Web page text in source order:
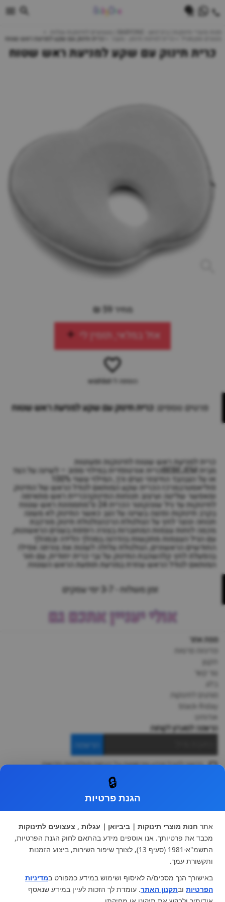
כרית תינוק עם שקע למניעת ראש שטוח
כרית תינוק עם שקע למניעת ראש שטוח
מחיר 59 ₪
אזל במלאי, תזמין לי
הוספה ל-wishlist
פרטים נוספים:כרית תינוק עם שקע למניעת ראש שטוח
כרית למניעת ראש שטוח לתינוקות ופעוטות
מבית BEBEJEMכרית אורטופדית במילוי ספוג – לשינה על הצד
או על הגבהבד החיצוני נעים ורך, המילוי עשוי 100%
פוליאסטרבמרכז הכרית שקע המותאם לגודל הראש של התינוק
ומאפשר שליטה ועיצוב תנוחות התינוקהכריית ראש מתאימה
לתינוקות עד גיל שנהקוטר הכרית 24 ס"מתסמונת ראש שטוח
בקרב תינוקות נפוצה בשינה על הגב כאשר התינוק לא משנה
תנוחה ונוצר לחץ על הגולגולת הרכהגולגולת תינוק מורכבת
מכמה לוחות עצמות המחוברות בצורה רופפת בשנים הראשונות,
עם הגיל העצמות מתקשות בהדרגה.במהלך הלידה ובמהלך
החודשים הראשונים, הגולגולת עלולה לשנות את צורתה אפילו
בהפעלת לחץ קלהשכבת התינוק על גבי כרית יחודית, עם חור
המותאם לגודל הראש עוזרת במניעת תופעת הראש השטוח.
זמן משלוח - 3-7 ימי עסקים
אולי יעניין אתכם גם
מפת אתר
צור קשר
מותגים לתינוקות
black-friday
אודותינו
הרשמה למועדון לקוחות
הרשמה
ברצוני לקבל מידע ופרסומות על הנחות וקולקציות חדשות
עגלות וטיולונים
כיסא בטיחות ואביזרים
ריהוט לתינוקות
מצעים למיטת תינוק וטקסטיל
צעצועי ילדים
על גלגלים
הנקה והאכלה
מוצרי אמבטיה
מוזמנים לבקר אותנו:
🔒
הגנת פרטיות
אתר חנות מוצרי תינוקות | ביביואן | עגלות , צעצועים לתינוקות
מכבד את פרטיותך. אנו אוספים מידע בהתאם לחוק הגנת הפרטיות,
התשמ"א-1981 (סעיף 13), לצורך שיפור השירות, ביצוע הזמנות
ותקשורת עמך.
באישורך הנך מסכים/ה לאיסוף ושימוש במידע כמפורט במדיניות
הפרטיות ובתקנון האתר. עומדת לך הזכות לעיין במידע שנאסף